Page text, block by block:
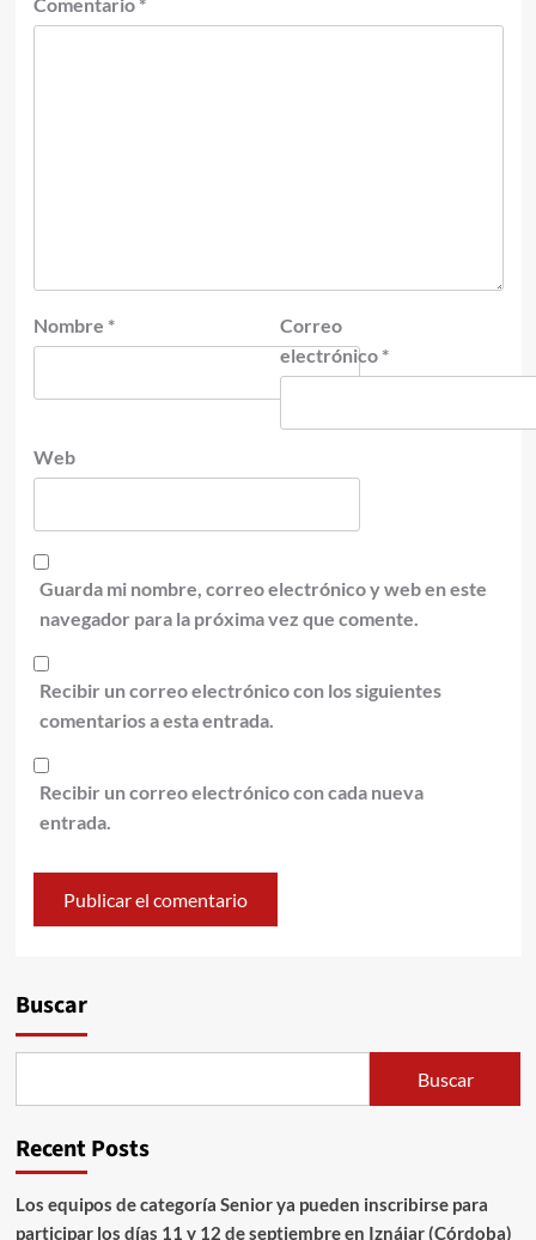
Nombre *
Correo
electrónico *
Web
Guarda mi nombre, correo electrónico y web en este
navegador para la próxima vez que comente.
Recibir un correo electrónico con los siguientes
comentarios a esta entrada.
Recibir un correo electrónico con cada nueva
entrada.
Buscar
Buscar
Recent Posts
Los equipos de categoría Senior ya pueden inscribirse para
participar los días 11 y 12 de septiembre en Iznájar (Córdoba)